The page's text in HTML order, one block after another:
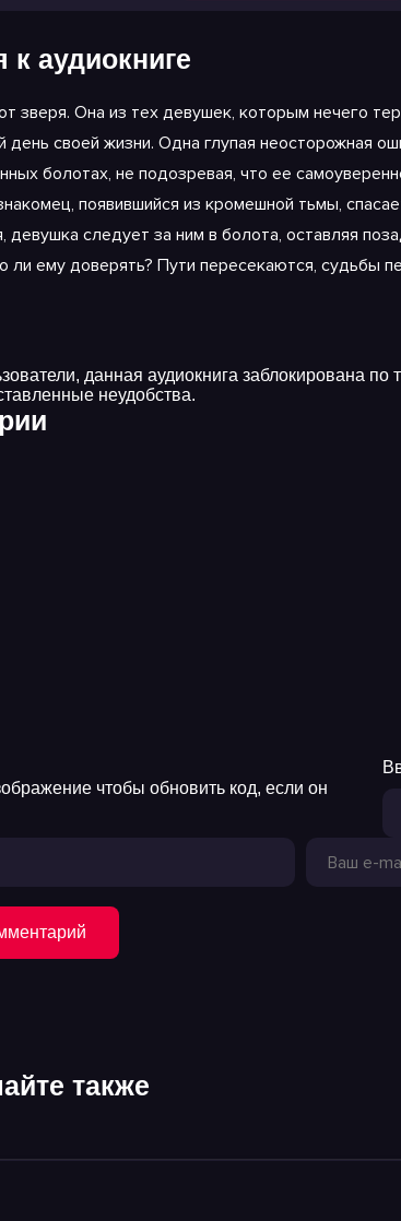
к аудиокниге
зверя. Она из тех девушек, которым нечего
своей жизни. Одна глупая неосторожная
болотах, не подозревая, что ее
появившийся из кромешной тьмы,
девушка следует за ним в болота, оставляя
ли ему доверять? Пути пересекаются, судьбы
данная аудиокнига заблокирована
неудобства.
также